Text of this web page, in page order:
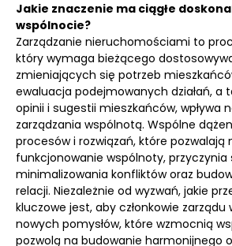
Jakie znaczenie ma ciągłe
wspólnocie?
Zarządzanie nieruchomościami to
który wymaga bieżącego
zmieniających się potrzeb
ewaluacja podejmowanych działań, a
opinii i sugestii mieszkańców, wpływa
zarządzania wspólnotą. Wspólne
procesów i rozwiązań, które pozwalają
funkcjonowanie wspólnoty, przyczynia
minimalizowania konfliktów oraz
relacji. Niezależnie od wyzwań, jakie
kluczowe jest, aby członkowie zarządu
nowych pomysłów, które wzmocnią
pozwolą na budowanie harmonijnego